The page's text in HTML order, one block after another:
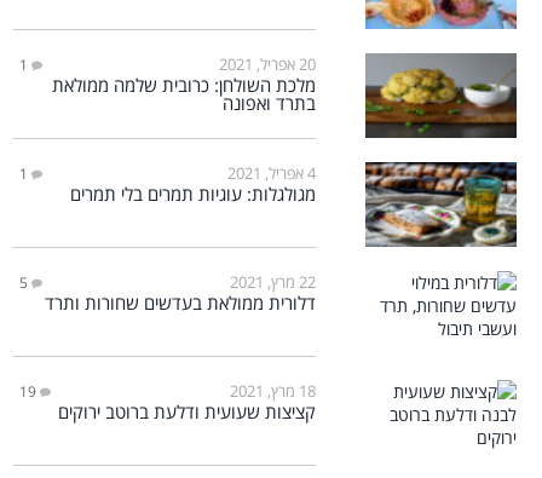
20 אפריל, 2021 1
מלכת השולחן: כרובית שלמה ממולאת
בתרד ואפונה
4 אפריל, 2021 1
מגולגלות: עוגיות תמרים בלי תמרים
22 מרץ, 2021 5
דלורית ממולאת בעדשים שחורות ותרד
18 מרץ, 2021 19
קציצות שעועית ודלעת ברוטב ירוקים